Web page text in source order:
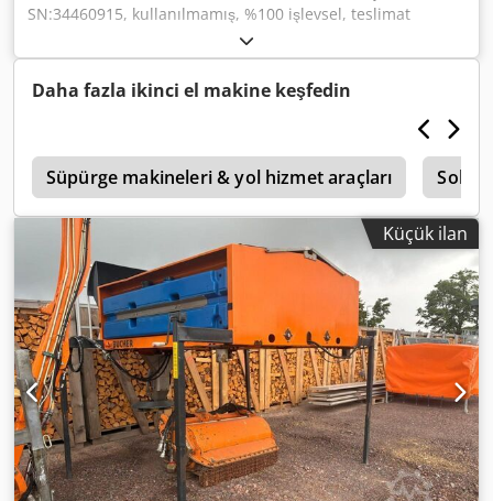
SN:34460915, kullanılmamış, %100 işlevsel, teslimat
kapsamı fotoğraflardaki gibidir Crodpfx Alei D Ulvogef
Daha fazla ikinci el makine keşfedin
Süpürge makineleri & yol hizmet araçları
Küçük ilan